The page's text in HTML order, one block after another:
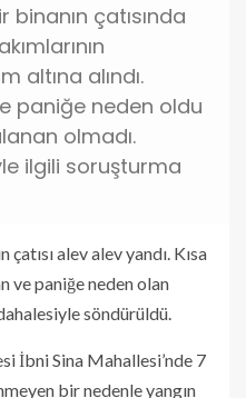
çatısında
altına alındı.
paniğe neden oldu
olmadı.
ilgili soruşturma
alev alev yandı. Kısa
ve paniğe neden olan
söndürüldü.
İbni Sina Mahallesi’nde 7
bir nedenle yangın